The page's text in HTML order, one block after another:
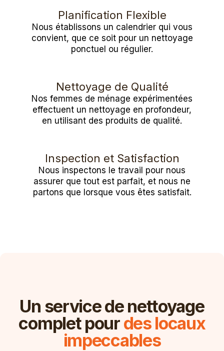
Planification Flexible
Nous établissons un calendrier qui vous
convient, que ce soit pour un nettoyage
ponctuel ou régulier.
Nettoyage de Qualité
Nos femmes de ménage expérimentées
effectuent un nettoyage en profondeur,
en utilisant des produits de qualité.
Inspection et Satisfaction
Nous inspectons le travail pour nous
assurer que tout est parfait, et nous ne
partons que lorsque vous êtes satisfait.
Un service de nettoyage
complet pourdes locaux
impeccables